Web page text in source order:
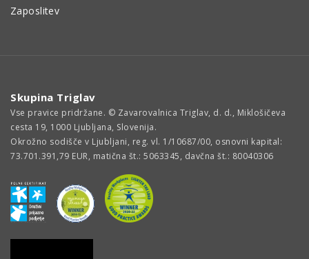
Zaposlitev
Skupina Triglav
Vse pravice pridržane. © Zavarovalnica Triglav, d. d., Miklošičeva
cesta 19, 1000 Ljubljana, Slovenija.
Okrožno sodišče v Ljubljani, reg. vl. 1/10687/00, osnovni kapital:
73.701.391,79 EUR, matična št.: 5063345, davčna št.: 80040306